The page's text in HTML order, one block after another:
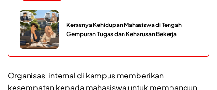
Kerasnya Kehidupan Mahasiswa di Tengah
Gempuran Tugas dan Keharusan Bekerja
Organisasi internal di kampus memberikan
kesempatan kepada mahasiswa untuk membangun